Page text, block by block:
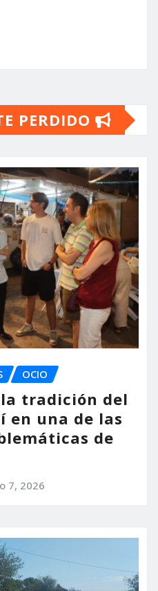
PERDIDO
OCIO
tradición del
en una de las
de
7, 2026